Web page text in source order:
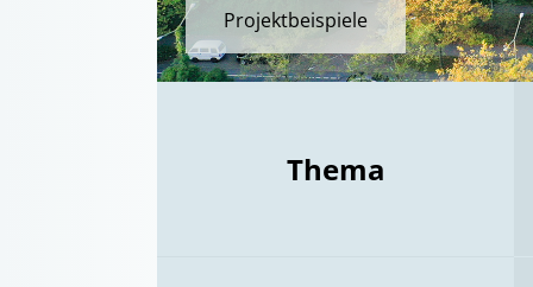
Projektbeispiele
Thema